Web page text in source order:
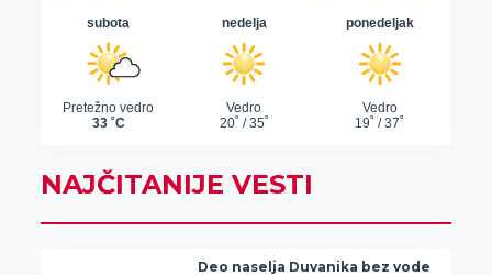
NAJČITANIJE VESTI
Deo naselja Duvanika bez vode